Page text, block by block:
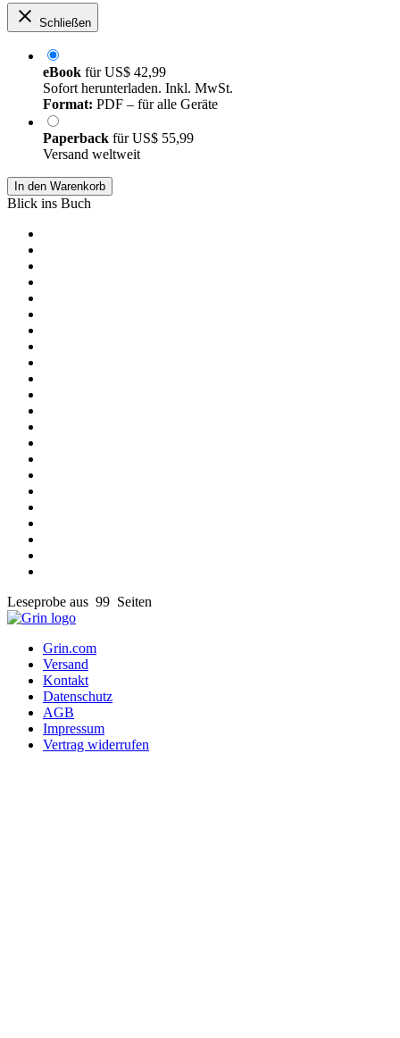
Schließen
eBook fürUS$ 42,99
Sofort herunterladen. Inkl. MwSt.
Format: PDF – für alle Geräte
Paperback fürUS$ 55,99
Versand weltweit
In den Warenkorb
Blick ins Buch
Leseprobe aus 99 Seiten
Grin.com
Versand
Kontakt
Datenschutz
AGB
Impressum
Vertrag widerrufen